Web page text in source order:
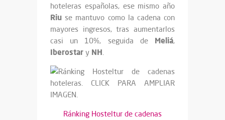
hoteleras españolas, ese mismo año
Riu se mantuvo como la cadena con
mayores ingresos, tras aumentarlos
casi un 10%, seguida de Meliá,
Iberostar y NH.
Ránking Hosteltur de cadenas